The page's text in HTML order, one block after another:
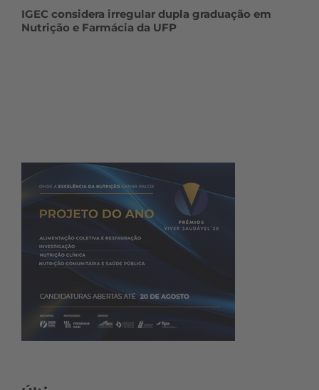
IGEC considera irregular dupla graduação em
Nutrição e Farmácia da UFP